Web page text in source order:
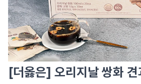
[더옳은] 오리지날 쌍화